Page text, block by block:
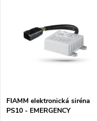
ů
FIAMM elektronická siréna
PS10 - EMERGENCY